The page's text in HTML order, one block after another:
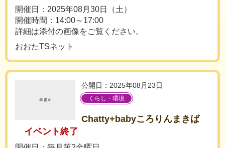
開催日：2025年08月30日（土）
開催時間：14:00～17:00
詳細は添付の画像をご覧ください。
おおたTSネット
公開日：2025年08月23日
くらし・環境
Chatty+babyころりんまきば
イベント終了